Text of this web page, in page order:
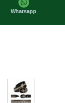
Whatsapp